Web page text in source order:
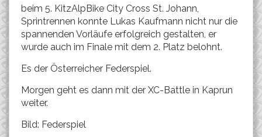
beim 5. KitzAlpBike City Cross St. Johann,
Sprintrennen konnte Lukas Kaufmann nicht nur die
spannenden Vorläufe erfolgreich gestalten, er
wurde auch im Finale mit dem 2. Platz belohnt.
Es der Österreicher Federspiel.
Morgen geht es dann mit der XC-Battle in Kaprun
weiter.
Bild: Federspiel